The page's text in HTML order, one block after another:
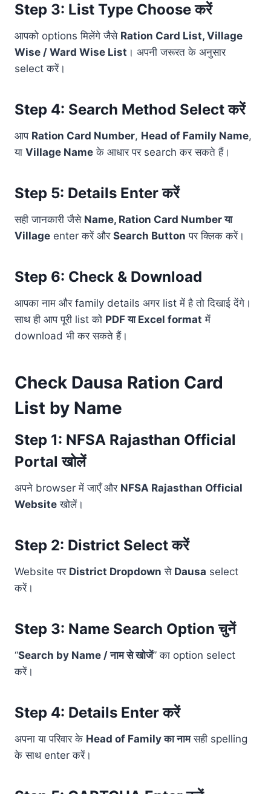
Step 3: List Type Choose करें
आपको options मिलेंगे जैसे Ration Card List, Village
Wise / Ward Wise List । अपनी जरूरत के अनुसार
select करें।
Step 4: Search Method Select करें
आप Ration Card Number, Head of Family Name,
या Village Name के आधार पर search कर सकते हैं।
Step 5: Details Enter करें
सही जानकारी जैसे Name, Ration Card Number या
Village enter करें और Search Button पर क्लिक करें।
Step 6: Check & Download
आपका नाम और family details अगर list में है तो दिखाई देंगे।
साथ ही आप पूरी list को PDF या Excel format में
download भी कर सकते हैं।
Check Dausa Ration Card
List by Name
Step 1: NFSA Rajasthan Official
Portal खोलें
अपने browser में जाएँ और NFSA Rajasthan Official
Website खोलें।
Step 2: District Select करें
Website पर District Dropdown से Dausa select
करें।
Step 3: Name Search Option चुनें
“Search by Name / नाम से खोजें” का option select
करें।
Step 4: Details Enter करें
अपना या परिवार के Head of Family का नामसही spelling
के साथ enter करें।